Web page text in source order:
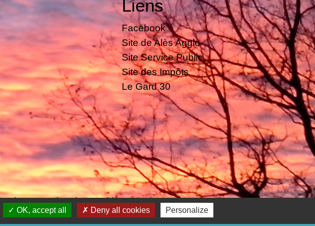
Liens
Facebook
Site de Alès Agglo
Site Service Public
Site des Impôts
Le Gard 30
site - Gestion des cookies
OK, accept all Deny all cookies Personalize